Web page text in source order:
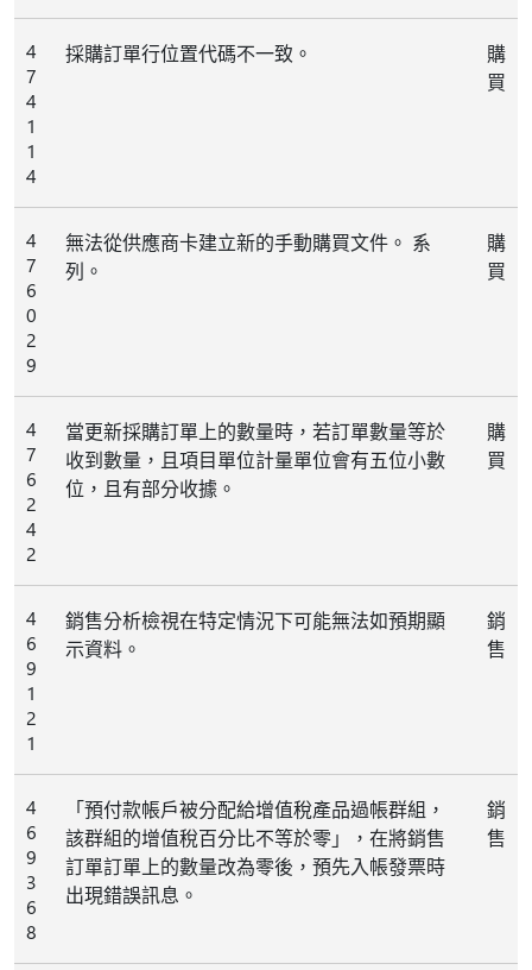
4
7
4
1
1
4
採購訂單行位置代碼不一致。
購
買
4
7
6
0
2
9
無法從供應商卡建立新的手動購買文件。 系
列。
購
買
4
7
6
2
4
2
當更新採購訂單上的數量時，若訂單數量等於
收到數量，且項目單位計量單位會有五位小數
位，且有部分收據。
購
買
4
6
9
1
2
1
銷售分析檢視在特定情況下可能無法如預期顯
示資料。
銷
售
4
6
9
3
6
8
「預付款帳戶被分配給增值稅產品過帳群組，
該群組的增值稅百分比不等於零」，在將銷售
訂單訂單上的數量改為零後，預先入帳發票時
出現錯誤訊息。
銷
售